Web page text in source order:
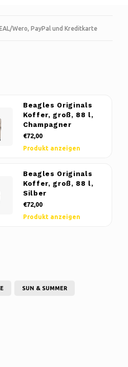
Wero, PayPal und Kreditkarte
Beagles Originals
Koffer, groß, 88 l,
Champagner
€72,00
Produkt anzeigen
Beagles Originals
Koffer, groß, 88 l,
Silber
€72,00
Produkt anzeigen
SUN & SUMMER